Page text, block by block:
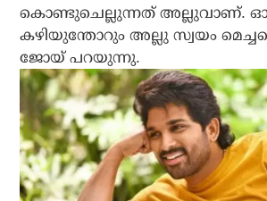
കൊണ്ടുചെല്ലുന്നത് അല്ലുവാണ്.
കഴിയുന്തോറും അല്ലു സ്വയം
ജോയ് പറയുന്നു.